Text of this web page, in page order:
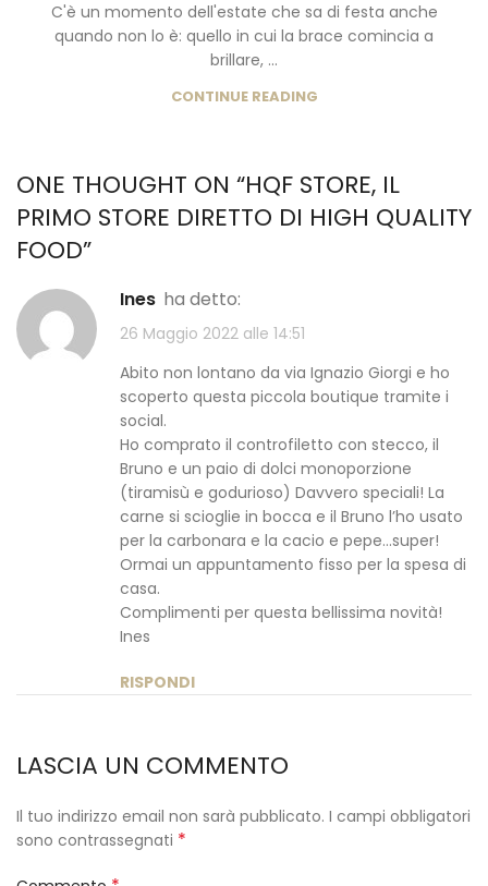
C'è un momento dell'estate che sa di festa anche
quando non lo è: quello in cui la brace comincia a
brillare, ...
CONTINUE READING
ONE THOUGHT ON “HQF STORE, IL
PRIMO STORE DIRETTO DI HIGH QUALITY
FOOD”
Ines ha detto:
26 Maggio 2022 alle 14:51
Abito non lontano da via Ignazio Giorgi e ho
scoperto questa piccola boutique tramite i
social.
Ho comprato il controfiletto con stecco, il
Bruno e un paio di dolci monoporzione
(tiramisù e godurioso) Davvero speciali! La
carne si scioglie in bocca e il Bruno l’ho usato
per la carbonara e la cacio e pepe…super!
Ormai un appuntamento fisso per la spesa di
casa.
Complimenti per questa bellissima novità!
Ines
RISPONDI
LASCIA UN COMMENTO
Il tuo indirizzo email non sarà pubblicato. I campi obbligatori
sono contrassegnati *